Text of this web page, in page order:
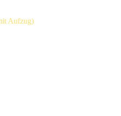
Aufzug)